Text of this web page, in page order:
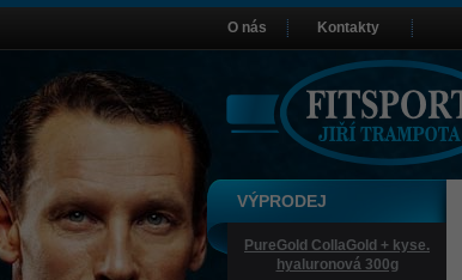
VÝPRODEJ
PureGold CollaGold + kyse.
hyaluronová 300g
O nás Kontakty